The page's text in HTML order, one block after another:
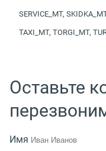
SERVICE_MT,
TAXI_MT, TORGI_MT,
Оставьте
Имя